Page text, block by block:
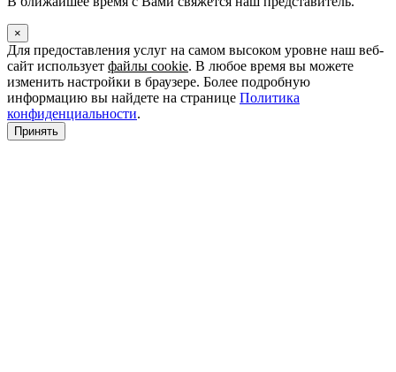
×
Для предоставления услуг на самом высоком уровне наш веб-
сайт использует файлы cookie. В любое время вы можете
изменить настройки в браузере. Более подробную
информацию вы найдете на странице Политика
конфиденциальности.
Принять